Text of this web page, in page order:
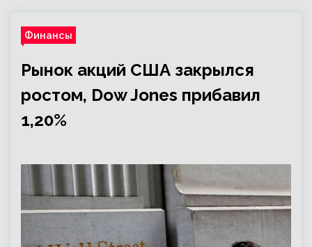
Финансы
Рынок акций США закрылся
ростом, Dow Jones прибавил
1,20%